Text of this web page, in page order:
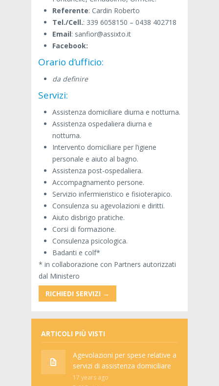
Referente: Cardin Roberto
Tel./Cell.: 339 6058150 – 0438 402718
Email: sanfior@assixto.it
Facebook:
Orario d’ufficio:
da definire
Servizi:
Assistenza domiciliare diurna e notturna.
Assistenza ospedaliera diurna e
notturna.
Intervento domiciliare per l’igiene
personale e aiuto al bagno.
Assistenza post-ospedaliera.
Accompagnamento persone.
Servizio infermieristico e fisioterapico.
Consulenza su agevolazioni e diritti.
Aiuto disbrigo pratiche.
Corsi di formazione.
Consulenza psicologica.
Badanti e colf*
* in collaborazione con Partners autorizzati
dal Ministero
RICHIEDI SERVIZI →
ARTICOLI PIÙ VISTI
Agevolazioni per spese relative a
servizi di assistenza domiciliare
17 years ago